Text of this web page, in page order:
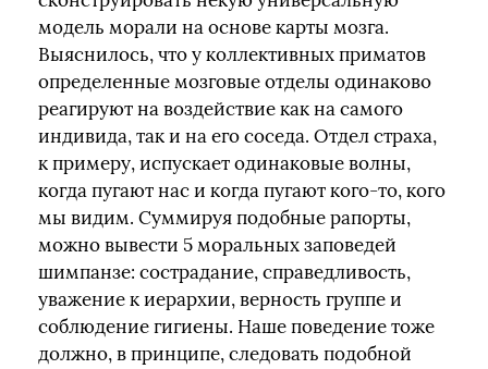
модель морали на основе карты мозга.
Выяснилось, что у коллективных приматов
определенные мозговые отделы одинаково
реагируют на воздействие как на самого
индивида, так и на его соседа. Отдел страха,
к примеру, испускает одинаковые волны,
когда пугают нас и когда пугают кого-то, кого
мы видим. Суммируя подобные рапорты,
можно вывести 5 моральных заповедей
шимпанзе: сострадание, справедливость,
уважение к иерархии, верность группе и
соблюдение гигиены. Наше поведение тоже
должно, в принципе, следовать подобной